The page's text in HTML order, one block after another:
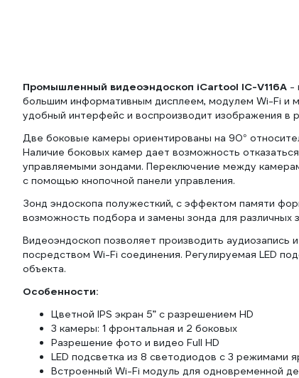
Промышленный видеоэндоскоп iCartool IC-V116A -
большим информативным дисплеем, модулем Wi-Fi и
удобный интерфейс и воспроизводит изображения в
Две боковые камеры ориентированы на 90°
Наличие боковых камер дает возможность
управляемыми зондами. Переключение между
с помощью кнопочной панели управления.
Зонд эндоскопа полужесткий, с эффектом памяти
возможность подбора и замены зонда для различных
Видеоэндоскоп позволяет производить
посредством Wi-Fi соединения. Регулируемая LED
объекта.
Особенности:
Цветной IPS экран 5” с разрешением HD
3 камеры: 1 фронтальная и 2 боковых
Разрешение фото и видео Full HD
LED подсветка из 8 светодиодов с 3 режимами
Встроенный Wi-Fi модуль для одновременной